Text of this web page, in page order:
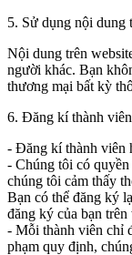
5. Sử dụng nội dung
Nội dung trên
người khác. Bạn
thương mại bất kỳ
6. Đăng kí thành viên
- Đăng kí thành viên
- Chúng tôi có
chúng tôi cảm thấy
Bạn có thể đăng ký
đăng ký của bạn trên
- Mỗi thành viên chỉ
phạm quy định,